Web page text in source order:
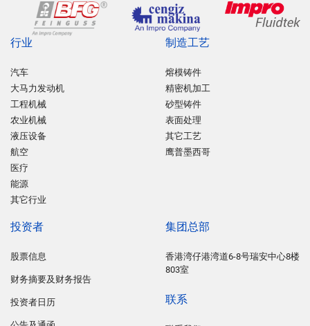
行业
汽车
大马力发动机
工程机械
农业机械
液压设备
航空
医疗
能源
其它行业
制造工艺
熔模铸件
精密机加工
砂型铸件
表面处理
其它工艺
鹰普墨西哥
投资者
股票信息
财务摘要及财务报告
投资者日历
集团总部
香港湾仔港湾道6-8号瑞安中心8楼
803室
联系